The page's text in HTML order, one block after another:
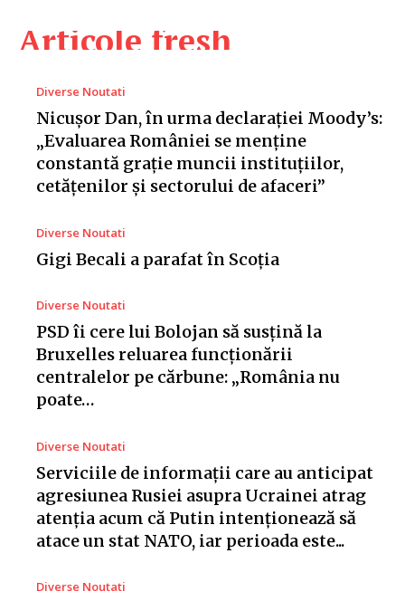
Articole fresh
Diverse Noutati
Nicușor Dan, în urma declarației Moody’s:
„Evaluarea României se menține
constantă grație muncii instituțiilor,
cetățenilor și sectorului de afaceri”
Diverse Noutati
Gigi Becali a parafat în Scoția
Diverse Noutati
PSD îi cere lui Bolojan să susțină la
Bruxelles reluarea funcționării
centralelor pe cărbune: „România nu
poate…
Diverse Noutati
Serviciile de informații care au anticipat
agresiunea Rusiei asupra Ucrainei atrag
atenția acum că Putin intenționează să
atace un stat NATO, iar perioada este...
Diverse Noutati